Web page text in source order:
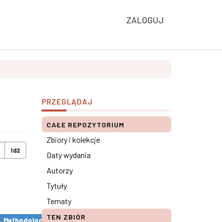
ZALOGUJ
Idź
remarks ×
PRZEGLĄDAJ
CAŁE REPOZYTORIUM
Zbiory i kolekcje
Daty wydania
Autorzy
Tytuły
Tematy
TEN ZBIÓR